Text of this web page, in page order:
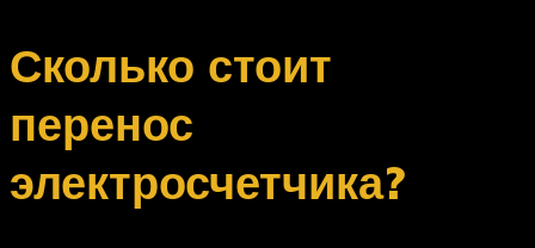
Сколько стоит
перенос
электросчетчика?